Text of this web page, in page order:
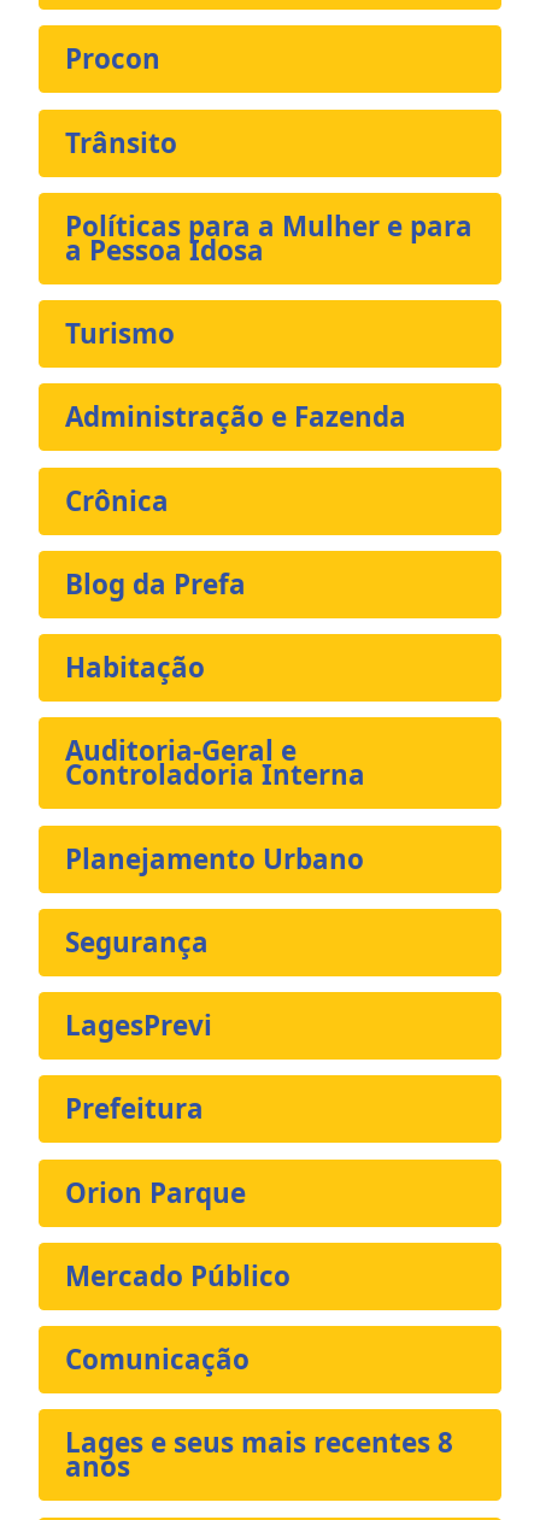
Procon
Trânsito
Políticas para a Mulher e para
a Pessoa Idosa
Turismo
Administração e Fazenda
Crônica
Blog da Prefa
Habitação
Auditoria-Geral e
Controladoria Interna
Planejamento Urbano
Segurança
LagesPrevi
Prefeitura
Orion Parque
Mercado Público
Comunicação
Lages e seus mais recentes 8
anos